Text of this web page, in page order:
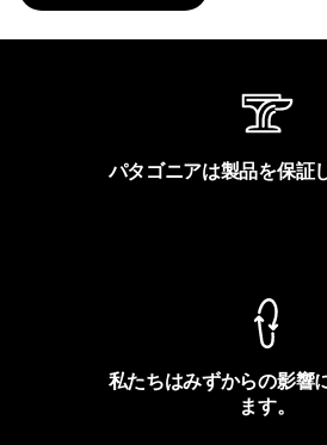
パタゴニアは製品を保証
私たちはみずからの影響
ます。